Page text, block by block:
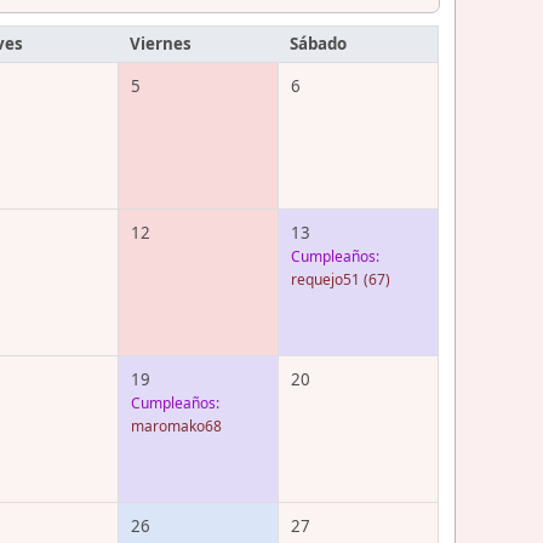
Viernes
Sábado
5
6
12 13
Cumpleaños:
requejo51 (67)
19
Cumpleaños:
maromako68
20
26 27